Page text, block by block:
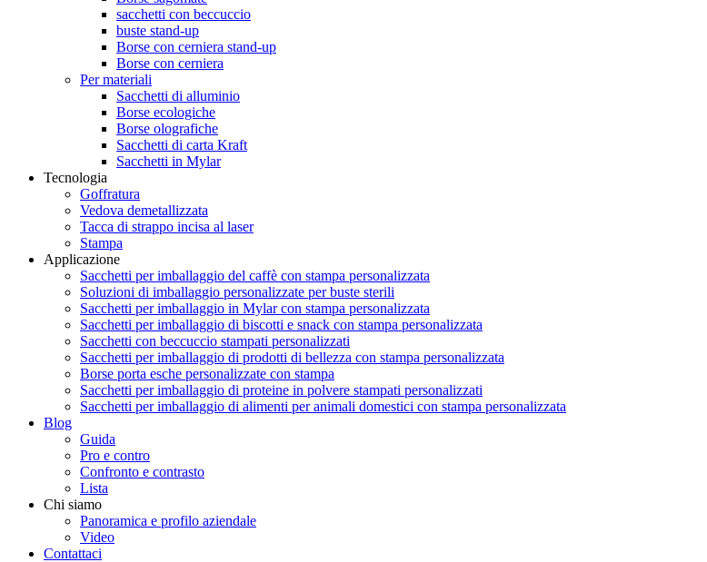
sacchetti con beccuccio
buste stand-up
Borse con cerniera stand-up
Borse con cerniera
Per materiali
Sacchetti di alluminio
Borse ecologiche
Borse olografiche
Sacchetti di carta Kraft
Sacchetti in Mylar
Tecnologia
Goffratura
Vedova demetallizzata
Tacca di strappo incisa al laser
Stampa
Applicazione
Sacchetti per imballaggio del caffè con stampa personalizzata
Soluzioni di imballaggio personalizzate per buste sterili
Sacchetti per imballaggio in Mylar con stampa personalizzata
Sacchetti per imballaggio di biscotti e snack con stampa personalizzata
Sacchetti con beccuccio stampati personalizzati
Sacchetti per imballaggio di prodotti di bellezza con stampa personalizzata
Borse porta esche personalizzate con stampa
Sacchetti per imballaggio di proteine ​​in polvere stampati personalizzati
Sacchetti per imballaggio di alimenti per animali domestici con stampa personalizzata
Blog
Guida
Pro e contro
Confronto e contrasto
Lista
Chi siamo
Panoramica e profilo aziendale
Video
Contattaci